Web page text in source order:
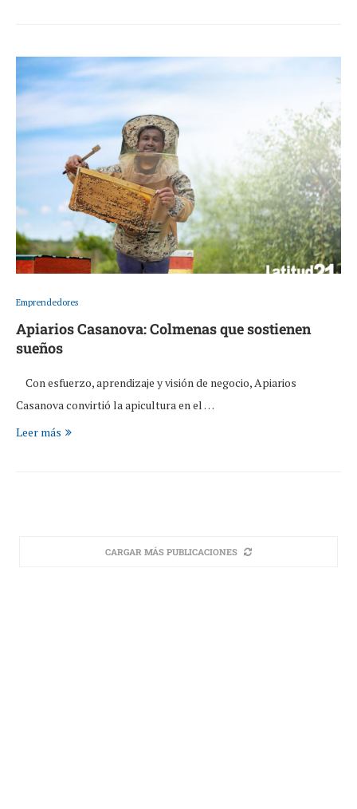
Emprendedores
Apiarios Casanova: Colmenas que sostienen
sueños
Con esfuerzo, aprendizaje y visión de negocio, Apiarios
Casanova convirtió la apicultura en el …
Leer más
CARGAR MÁS PUBLICACIONES